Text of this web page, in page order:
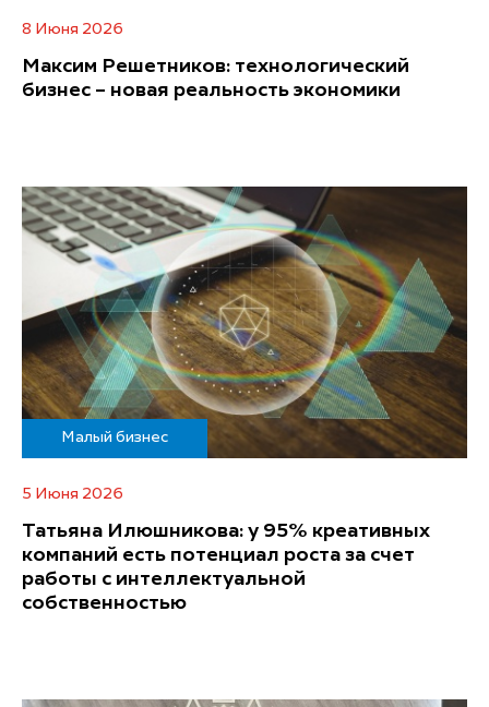
8 Июня 2026
Максим Решетников: технологический
бизнес – новая реальность экономики
Малый бизнес
5 Июня 2026
Татьяна Илюшникова: у 95% креативных
компаний есть потенциал роста за счет
работы с интеллектуальной
собственностью